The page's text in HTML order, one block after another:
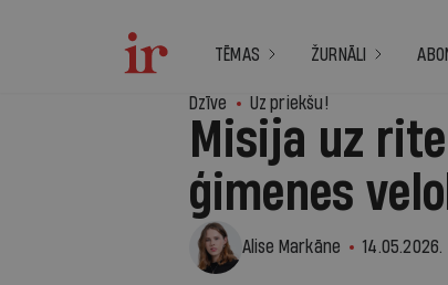
TĒMAS ŽURNĀLI
Dzīve Uz priekšu!
Misija uz
ģimenes
Alise Markāne 14.05.2026.